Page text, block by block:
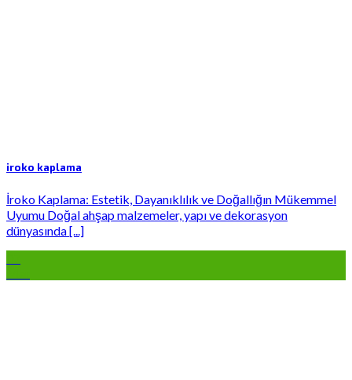
iroko kaplama
İroko Kaplama: Estetik, Dayanıklılık ve Doğallığın Mükemmel
Uyumu Doğal ahşap malzemeler, yapı ve dekorasyon
dünyasında [...]